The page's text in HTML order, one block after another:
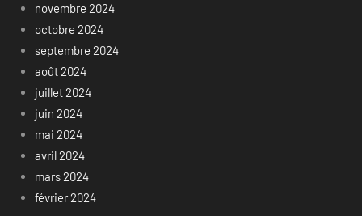
novembre 2024
octobre 2024
septembre 2024
août 2024
juillet 2024
juin 2024
mai 2024
avril 2024
mars 2024
février 2024